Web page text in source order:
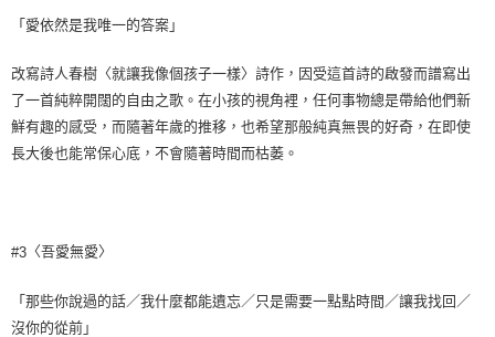
「愛依然是我唯一的答案」
改寫詩人春樹〈就讓我像個孩子一樣〉詩作，因受這首詩的啟發而譜寫出
了一首純粹開闊的自由之歌。在小孩的視角裡，任何事物總是帶給他們新
鮮有趣的感受，而隨著年歲的推移，也希望那般純真無畏的好奇，在即使
長大後也能常保心底，不會隨著時間而枯萎。
#3 〈吾愛無愛〉
「那些你說過的話／我什麼都能遺忘／只是需要一點點時間／讓我找回／
沒你的從前」